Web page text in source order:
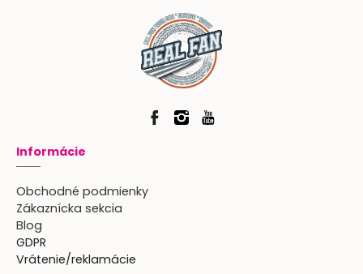
Informácie
Obchodné podmienky
Zákaznícka sekcia
Blog
GDPR
Vrátenie/reklamácie